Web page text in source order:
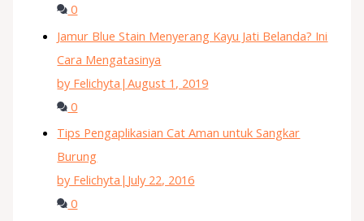
0
Jamur Blue Stain Menyerang Kayu Jati Belanda? Ini
Cara Mengatasinya
by Felichyta |August 1, 2019
0
Tips Pengaplikasian Cat Aman untuk Sangkar
Burung
by Felichyta | July 22, 2016
0